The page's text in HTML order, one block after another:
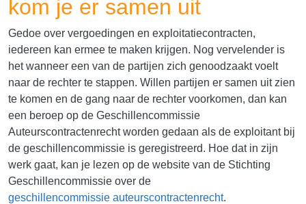
kom je er samen uit
Gedoe over vergoedingen en exploitatiecontracten,
iedereen kan ermee te maken krijgen. Nog vervelender is
het wanneer een van de partijen zich genoodzaakt voelt
naar de rechter te stappen. Willen partijen er samen uit zien
te komen en de gang naar de rechter voorkomen, dan kan
een beroep op de Geschillencommissie
Auteurscontractenrecht worden gedaan als de exploitant bij
de geschillencommissie is geregistreerd. Hoe dat in zijn
werk gaat, kan je lezen op de website van de Stichting
Geschillencommissie over de
geschillencommissie auteurscontractenrecht.